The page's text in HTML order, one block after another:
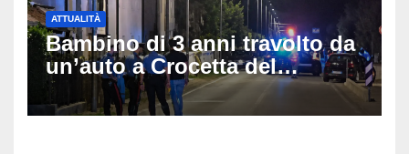
ATTUALITÀ
Bambino di 3 anni travolto da
un’auto a Crocetta del
Montello: è gravissimo,
trasportato in elicottero a